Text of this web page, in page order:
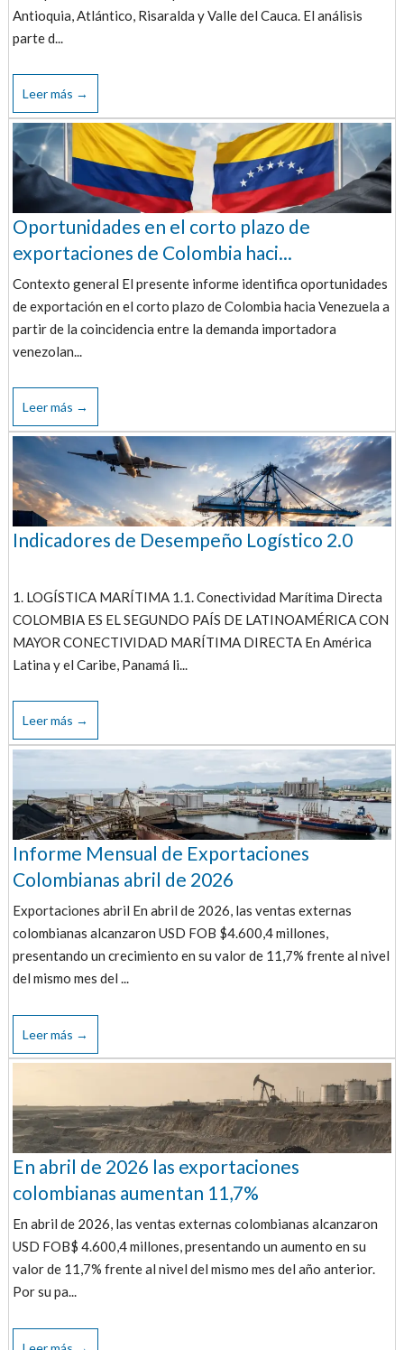
Antioquia, Atlántico, Risaralda y Valle del Cauca. El análisis
parte d...
Leer más →
Oportunidades en el corto plazo de
exportaciones de Colombia haci...
Contexto general El presente informe identifica oportunidades
de exportación en el corto plazo de Colombia hacia Venezuela a
partir de la coincidencia entre la demanda importadora
venezolan...
Leer más →
Indicadores de Desempeño Logístico 2.0
1. LOGÍSTICA MARÍTIMA 1.1. Conectividad Marítima Directa
COLOMBIA ES EL SEGUNDO PAÍS DE LATINOAMÉRICA CON
MAYOR CONECTIVIDAD MARÍTIMA DIRECTA En América
Latina y el Caribe, Panamá li...
Leer más →
Informe Mensual de Exportaciones
Colombianas abril de 2026
Exportaciones abril En abril de 2026, las ventas externas
colombianas alcanzaron USD FOB $4.600,4 millones,
presentando un crecimiento en su valor de 11,7% frente al nivel
del mismo mes del ...
Leer más →
En abril de 2026 las exportaciones
colombianas aumentan 11,7%
En abril de 2026, las ventas externas colombianas alcanzaron
USD FOB$ 4.600,4 millones, presentando un aumento en su
valor de 11,7% frente al nivel del mismo mes del año anterior.
Por su pa...